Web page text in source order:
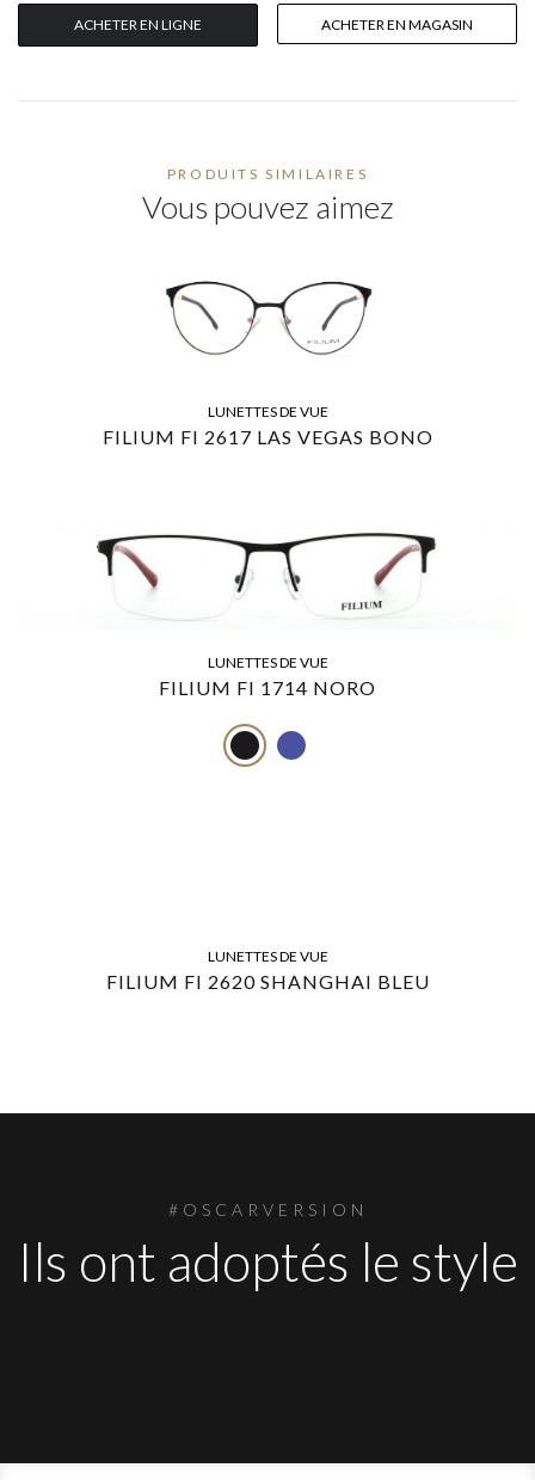
ACHETER EN LIGNE ACHETER EN MAGASIN
PRODUITS SIMILAIRES
Vous pouvez aimez
LUNETTES DE VUE
FILIUM FI 2617 LAS VEGAS BONO
LUNETTES DE VUE
FILIUM FI 1714 NORO
LUNETTES DE VUE
FILIUM FI 2620 SHANGHAI BLEU
#OSCARVERSION
Ils ont adoptés le style